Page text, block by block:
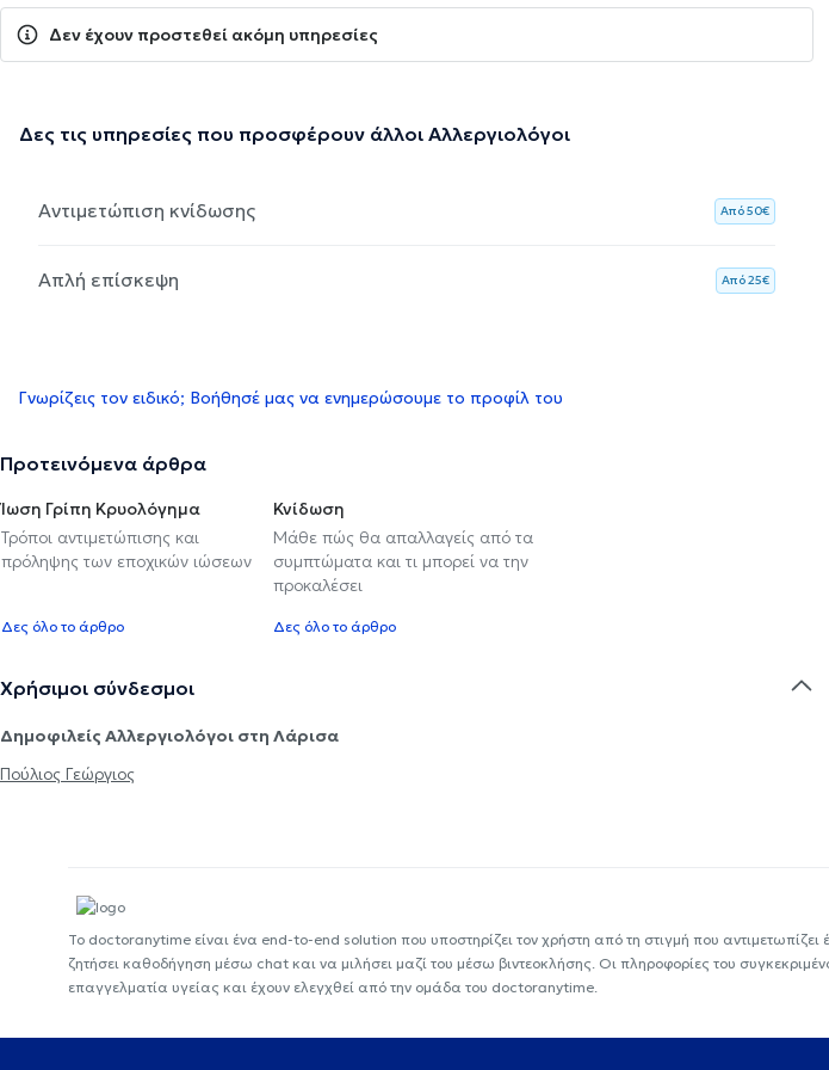
Δεν έχουν προστεθεί ακόμη υπηρεσίες
Δες τις υπηρεσίες που προσφέρουν άλλοι Αλλεργιολόγοι
Αντιμετώπιση κνίδωσης Aπό 50€
Απλή επίσκεψη Aπό 25€
Γνωρίζεις τον ειδικό; Βοήθησέ μας να ενημερώσουμε το προφίλ του
Προτεινόμενα άρθρα
Ίωση Γρίπη Κρυολόγημα
Τρόποι αντιμετώπισης και
πρόληψης των εποχικών ιώσεων
Δες όλο το άρθρο
Κνίδωση
Μάθε πώς θα απαλλαγείς από τα
συμπτώματα και τι μπορεί να την
προκαλέσει
Δες όλο το άρθρο
Χρήσιμοι σύνδεσμοι
Δημοφιλείς Αλλεργιολόγοι στη Λάρισα
Πούλιος Γεώργιος
Το doctoranytime είναι ένα end-to-end solution που υποστηρίζει τον χρήστη από τη στιγμή που αντιμετωπίζει
ζητήσει καθοδήγηση μέσω chat και να μιλήσει μαζί του μέσω βιντεοκλήσης. Οι πληροφορίες του
επαγγελματία υγείας και έχουν ελεγχθεί από την ομάδα του doctoranytime.